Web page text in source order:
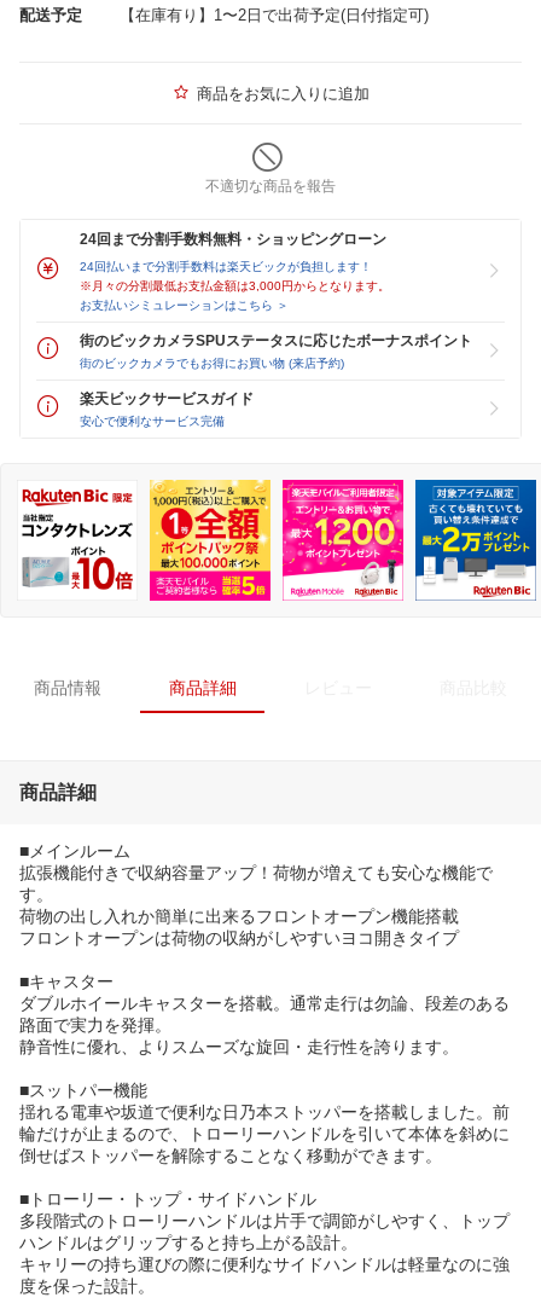
配送予定 【在庫有り】1〜2日で出荷予定(日付指定可)
商品をお気に入りに追加
不適切な商品を報告
24回まで分割手数料無料・ショッピングローン
24回払いまで分割手数料は楽天ビックが負担します！
※月々の分割最低お支払金額は3,000円からとなります。
お支払いシミュレーションはこちら ＞
街のビックカメラSPUステータスに応じたボーナスポイント
街のビックカメラでもお得にお買い物 (来店予約)
楽天ビックサービスガイド
安心で便利なサービス完備
商品情報 商品詳細
商品詳細
■メインルーム
拡張機能付きで収納容量アップ！荷物が増えても安心な機能で
す。
荷物の出し入れか簡単に出来るフロントオープン機能搭載
フロントオープンは荷物の収納がしやすいヨコ開きタイプ
■キャスター
ダブルホイールキャスターを搭載。通常走行は勿論、段差のある
路面で実力を発揮。
静音性に優れ、よりスムーズな旋回・走行性を誇ります。
■スットパー機能
揺れる電車や坂道で便利な日乃本ストッパーを搭載しました。前
輪だけが止まるので、トローリーハンドルを引いて本体を斜めに
倒せばストッパーを解除することなく移動ができます。
■トローリー・トップ・サイドハンドル
多段階式のトローリーハンドルは片手で調節がしやすく、トップ
ハンドルはグリップすると持ち上がる設計。
キャリーの持ち運びの際に便利なサイドハンドルは軽量なのに強
度を保った設計。